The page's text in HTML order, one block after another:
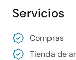
Servicios
Compras
Tienda de